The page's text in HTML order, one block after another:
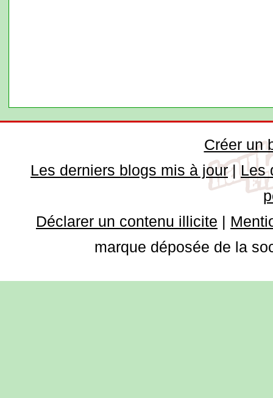
Créer un
Les derniers blogs mis à jour|Les
Déclarer un contenu illicite |
marque déposée de la